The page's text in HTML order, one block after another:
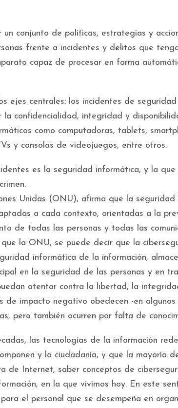
conjunto de políticas, estrategias y
frente a incidentes y delitos que
capaz de procesar en forma
ejes centrales: los incidentes de
confidencialidad, integridad y
como computadoras, tablets,
y consolas de videojuegos, entre otros.
es la seguridad informática, y la
Unidas (ONU), afirma que la seguridad
a cada contexto, orientadas a la
de todas las personas y todas las
la ONU, se puede decir que la
informática de la información,
en la seguridad de las personas y en
atentar contra la libertad, la
de impacto negativo obedecen -en
pero también ocurren por falta de
las tecnologías de la información
y la ciudadanía, y que la mayoría
de Internet, saber conceptos de
en la que vivimos hoy. En este
el personal que se desempeña en